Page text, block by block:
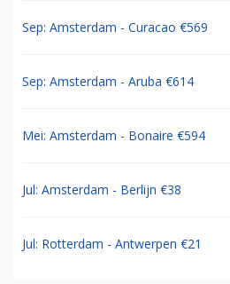
Sep: Amsterdam - Curacao €569
Sep: Amsterdam - Aruba €614
Mei: Amsterdam - Bonaire €594
Jul: Amsterdam - Berlijn €38
Jul: Rotterdam - Antwerpen €21